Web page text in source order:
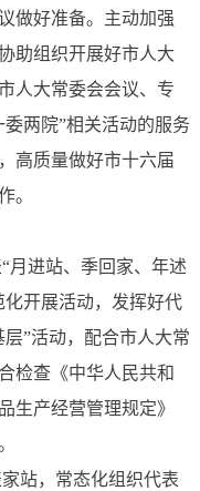
做好准备。主动加强
助组织开展好市人大
人大常委会会议、专
两院”相关活动的服务
高质量做好市十六届
。
月进站、季回家、年述
开展活动，发挥好代
”活动，配合市人大常
检查《中华人民共和
生产经营管理规定》
站，常态化组织代表